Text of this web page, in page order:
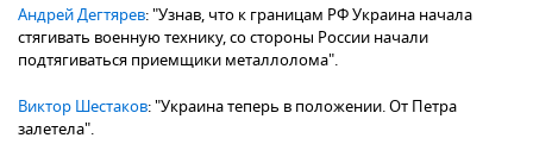
Андрей Дегтярев: "Узнав, что к границам РФ Украина начала
стягивать военную технику, со стороны России начали
подтягиваться приемщики металлолома".
Виктор Шестаков: "Украина теперь в положении. От Петра
залетела".